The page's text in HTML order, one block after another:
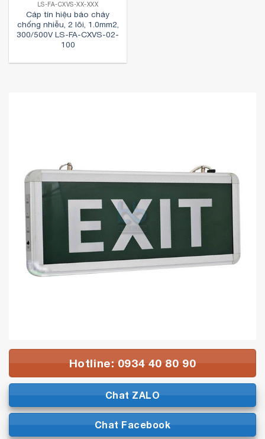
LS-FA-CXVS-XX-XXX
Cáp tín hiệu báo cháy
chống nhiễu, 2 lõi, 1.0mm2,
300/500V LS-FA-CXVS-02-
100
Hotline: 0934 40 80 90
Chat ZALO
Chat Facebook